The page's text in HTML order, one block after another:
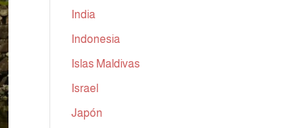
India
Indonesia
Islas Maldivas
Israel
Japón